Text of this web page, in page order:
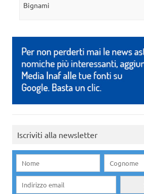
Bignami
Iscriviti alla newsletter